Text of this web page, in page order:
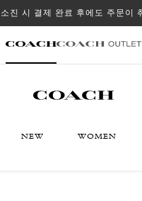
진 시 결제 완료 후에도 주문이
NEW WOMEN